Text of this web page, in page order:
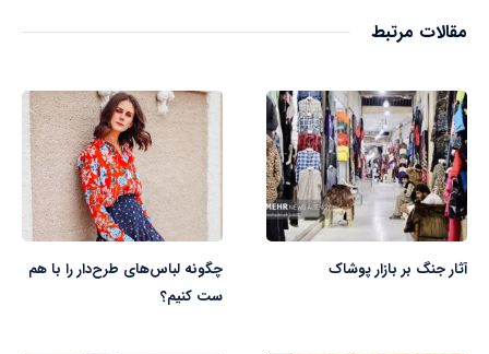
مقالات مرتبط
آثار جنگ بر بازار پوشاک
چگونه لباس‌های طرح‌دار را با هم
ست کنیم؟